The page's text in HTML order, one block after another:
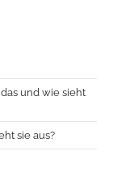
und wie sieht
sie aus?